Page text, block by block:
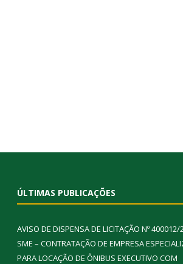
ÚLTIMAS PUBLICAÇÕES
AVISO DE DISPENSA DE LICITAÇÃO Nº
SME – CONTRATAÇÃO DE EMPRESA
PARA LOCAÇÃO DE ÔNIBUS EXECUTIVO COM